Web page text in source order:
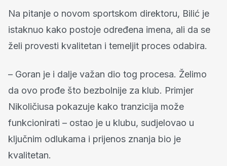
Na pitanje o novom sportskom direktoru, Bilić je
istaknuo kako postoje određena imena, ali da se
želi provesti kvalitetan i temeljit proces odabira.
– Goran je i dalje važan dio tog procesa. Želimo
da ovo prođe što bezbolnije za klub. Primjer
Nikoličiusa pokazuje kako tranzicija može
funkcionirati – ostao je u klubu, sudjelovao u
ključnim odlukama i prijenos znanja bio je
kvalitetan.